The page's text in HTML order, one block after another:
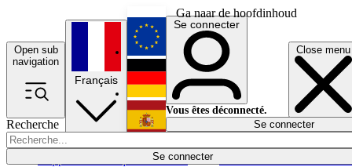
Ga naar de hoofdinhoud
Open sub
navigation
Close menu
Recherche
Se connecter
Économie
Français
English
Deutsch
Español
Se connecter
Vous êtes déconnecté.
Se connecter